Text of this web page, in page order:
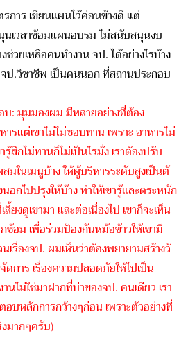
การ เขียนแผนไว้ค่อนข้างดี แต่
เวลาซ้อมแผนอบรมไม่สนับสนุนงบ
ช่วยเหลือคนทำงาน จป. ได้อย่างไรบ้าง
ป.วิชาชีพ เป็นคนนอก ที่สถานประกอบ
บ: มุมมองผม มีหลายอย่างที่ต้อง
ารแต่เขาไม่ไม่ชอบทาน เพราะ อาหารไม่
รู้สึกไม่ทานก็ไม่เป็นไรมั่ง เราต้องปรับ
มในเมนูบ้าง ให้ผู้บริหารระดับสูงเป็นตั
อกไปปรุงให้บ้าง ทำให้เขารู้และตระหนัก
ลี้ยงดูเขามา และต่อเนื่องไป เขาก็จะเห็น
ซ้อม เพื่อร่วมป้องกันหม้อข้าวให้เขามี
รื่องจป. ผมเห็นว่าต้องพยายามสร้างวั
การ เรื่องความปลอดภัยให้ไปเป็น
นไม่ใช่มาฝากที่บ่าของจป. คนเดียว เรา
อบหลักการกว้างๆก่อน เพราะตัวอย่างที่
มากๆครับ)